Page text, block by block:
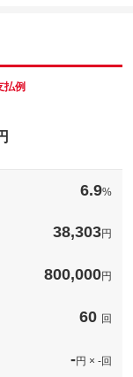
ございます。ご了承く
払例
6.9%
38,303円
800,000円
60 回
-円 × -回